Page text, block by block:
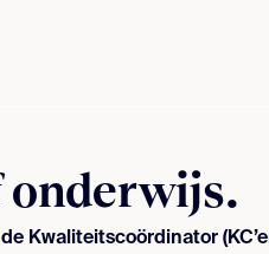
onderwijs.
Kwaliteitscoördinator